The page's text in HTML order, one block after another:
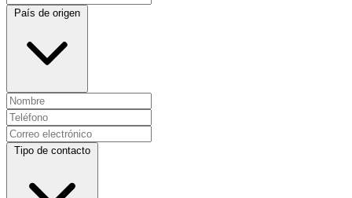
País de origen
Tipo de contacto